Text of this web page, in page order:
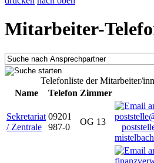
Mitarbeiter-
Telefonliste der Mitarbeiter/
Name
Telefon Zimmer
Sekretariat
/ Zentrale
09201
987-0
OG 13